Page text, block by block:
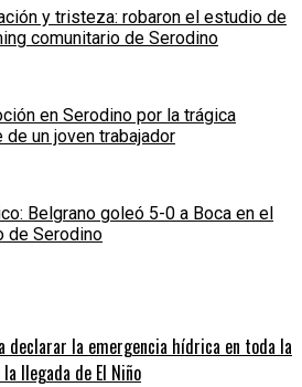
y tristeza: robaron el estudio de
comunitario de Serodino
en Serodino por la trágica
de un joven trabajador
Belgrano goleó 5-0 a Boca en el
de Serodino
declarar la emergencia hídrica en toda la
llegada de El Niño